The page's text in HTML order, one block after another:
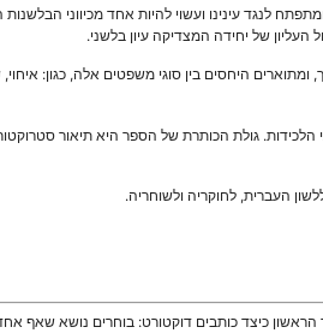
לנגד עינינו ועשוי להיות אחד מכיווני
של יחידה המצדיקה עיון בלשני.
היחסים בין סוגי משפטים אלה, כגון:
גולת הכותרת של הספר היא תיאור
העברית, לחוקריה ולשוחריה.
כיצד כותבים דוקטורט: בוחרים נושא שאף